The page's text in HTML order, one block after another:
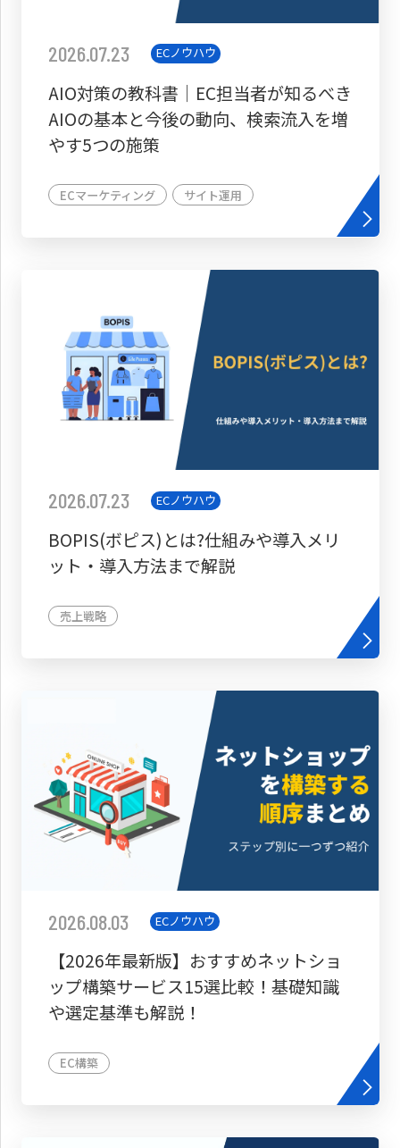
2026.07.23 ECノウハウ
AIO対策の教科書│EC担当者が知るべき
AIOの基本と今後の動向、検索流入を増
やす5つの施策
ECマーケティング サイト運用
2026.07.23 ECノウハウ
BOPIS(ボピス)とは?仕組みや導入メリ
ット・導入方法まで解説
売上戦略
2026.08.03 ECノウハウ
【2026年最新版】おすすめネットショ
ップ構築サービス15選比較！基礎知識
や選定基準も解説！
EC構築